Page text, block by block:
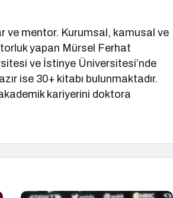
ve mentor. Kurumsal, kamusal ve
yapan Mürsel Ferhat
ve İstinye Üniversitesi’nde
ise 30+ kitabı bulunmaktadır.
kariyerini doktora